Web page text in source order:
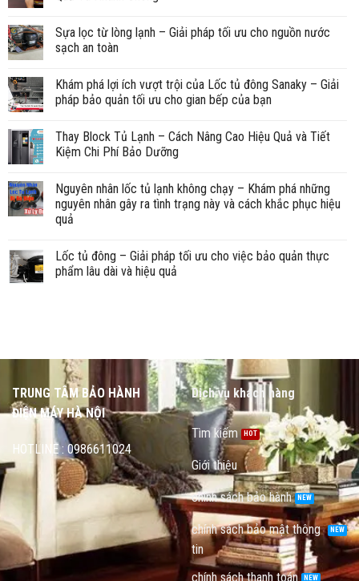
Sựa lọc từ lòng lạnh – Giải pháp tối ưu cho nguồn nước
sạch an toàn
Khám phá lợi ích vượt trội của Lốc tủ đông Sanaky – Giải
pháp bảo quản tối ưu cho gian bếp của bạn
Thay Block Tủ Lạnh – Cách Nâng Cao Hiệu Quả và Tiết
Kiệm Chi Phí Bảo Dưỡng
Nguyên nhân lốc tủ lạnh không chạy – Khám phá những
nguyên nhân gây ra tình trạng này và cách khắc phục hiệu
quả
Lốc tủ đông – Giải pháp tối ưu cho việc bảo quản thực
phẩm lâu dài và hiệu quả
TRUNG TÂM BẢO HÀNH
ĐIỆN MÁY HÀ NỘI
HOTLINE : 0986611024
Dịch vụ khách hàng
Tìm kiếm
Giới thiệu
chính sách bảo hành
chính sách bảo mật thông
tin
chính sách thanh toán